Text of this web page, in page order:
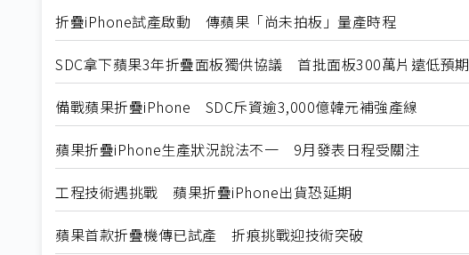
折疊iPhone試產啟動 傳蘋果「尚未拍板」量產時程
SDC拿下蘋果3年折疊面板獨供協議 首批面板300萬片遠低預期
備戰蘋果折疊iPhone SDC斥資逾3,000億韓元補強產線
蘋果折疊iPhone生產狀況說法不一 9月發表日程受關注
工程技術遇挑戰 蘋果折疊iPhone出貨恐延期
蘋果首款折疊機傳已試產 折痕挑戰迎技術突破